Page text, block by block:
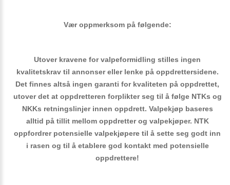
Vær oppmerksom på følgende:
Utover kravene for valpeformidling stilles ingen
kvalitetskrav til annonser eller lenke på oppdrettersidene.
Det finnes altså ingen garanti for kvaliteten på oppdrettet,
utover det at oppdretteren forplikter seg til å følge NTKs og
NKKs retningslinjer innen oppdrett. Valpekjøp baseres
alltid på tillit mellom oppdretter og valpekjøper. NTK
oppfordrer potensielle valpekjøpere til å sette seg godt inn
i rasen og til å etablere god kontakt med potensielle
oppdrettere!